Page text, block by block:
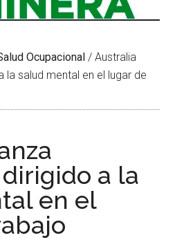
Ocupacional / Australia
la salud mental en el lugar de
a la
en el